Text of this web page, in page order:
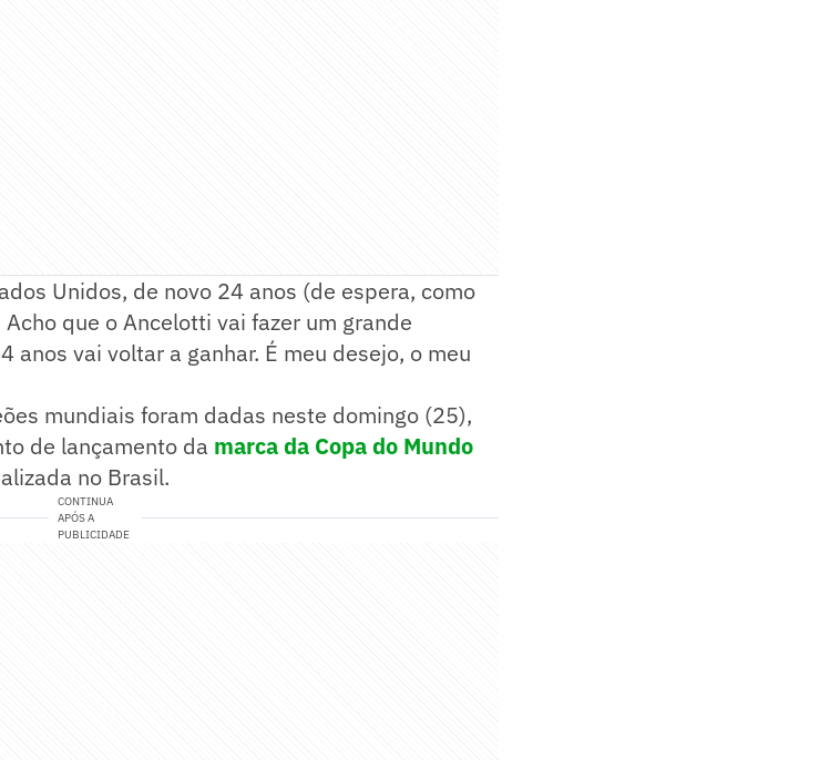
Unidos, de novo 24 anos (de espera, como
que o Ancelotti vai fazer um grande
anos vai voltar a ganhar. É meu desejo, o meu
mundiais foram dadas neste domingo (25),
de lançamento da marca da Copa do Mundo
no Brasil.
CONTINUA
APÓS A
PUBLICIDADE